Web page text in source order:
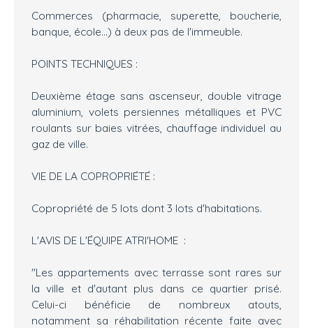
Commerces (pharmacie, superette, boucherie,
banque, école...) à deux pas de l'immeuble.
POINTS TECHNIQUES :
Deuxième étage sans ascenseur, double vitrage
aluminium, volets persiennes métalliques et PVC
roulants sur baies vitrées, chauffage individuel au
gaz de ville.
VIE DE LA COPROPRIÉTÉ :
Copropriété de 5 lots dont 3 lots d'habitations.
L'AVIS DE L'ÉQUIPE ATRI'HOME :
"Les appartements avec terrasse sont rares sur
la ville et d'autant plus dans ce quartier prisé.
Celui-ci bénéficie de nombreux atouts,
notamment sa réhabilitation récente faite avec